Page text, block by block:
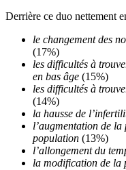
Derrière ce duo nettement
le changement des
(17%)
les difficultés à
en bas âge (15%)
les difficultés à
(14%)
la hausse de
l’augmentation de
population (13%)
l’allongement du
la modification de la